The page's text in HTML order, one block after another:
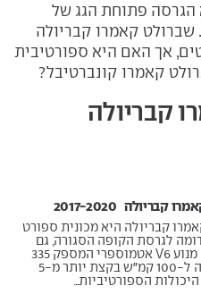
הגרסה פתוחת הגג של
קאמרו קבריולה
אך האם היא ספורטיבית
קאמרו קונברטיבל?
קבריולה
2017-2020
קבריולה היא מכונית ספורט
לגרסת הקופה הסגורה, גם
לקבריולה מנוע V6 אטמוספרי המספק 335
כ"ס והאצה ל-100 קמ"ש בקצת יותר מ-5
הספורטיביות...